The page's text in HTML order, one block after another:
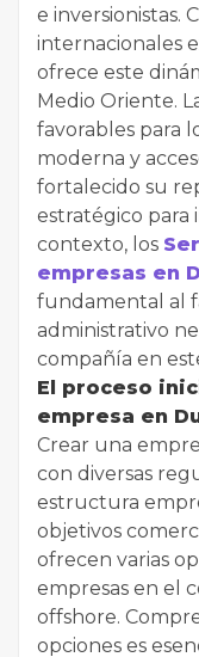
e inversionistas.
internacionales
ofrece este
Medio Oriente.
favorables para
moderna y
fortalecido su
estratégico para
contexto, los
empresas en
fundamental al
administrativo
compañía en
El proceso
empresa en
Crear una
con diversas
estructura
objetivos
ofrecen varias
empresas en el
offshore.
opciones es